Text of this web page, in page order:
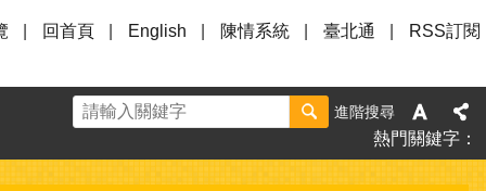
回首頁 English 陳情系統 臺北通 RSS訂閱
進階搜尋
熱門關鍵字